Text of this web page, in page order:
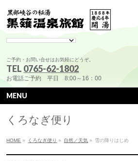
ご予約・お問い合せはお気軽にどうぞ。
TEL 0765-62-1802
お電話ご予約 平日 8:00～16：00
MENU
くろなぎ便り
HOME » くろなぎ便り » 自然／天気 » 雪の降りはじめ